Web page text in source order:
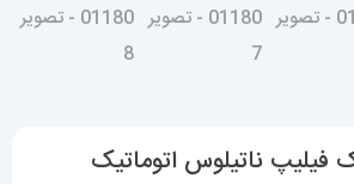
فیلیپ ناتیلوس اتوماتیک